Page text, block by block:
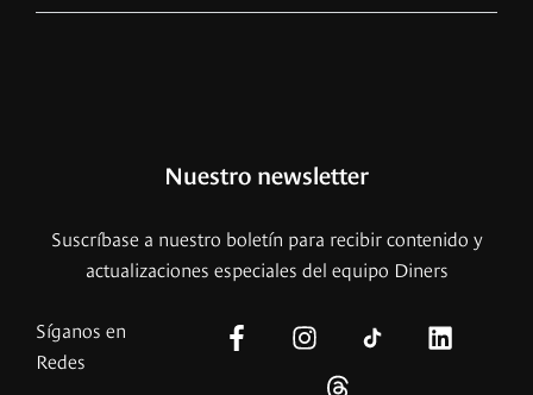
Nuestro newsletter
Suscríbase a nuestro boletín para recibir contenido y
actualizaciones especiales del equipo Diners
Síganos en
Redes